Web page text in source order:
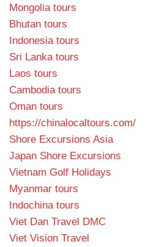
Mongolia tours
Bhutan tours
Indonesia tours
Sri Lanka tours
Laos tours
Cambodia tours
Oman tours
https://chinalocaltours.com/
Shore Excursions Asia
Japan Shore Excursions
Vietnam Golf Holidays
Myanmar tours
Indochina tours
Viet Dan Travel DMC
Viet Vision Travel